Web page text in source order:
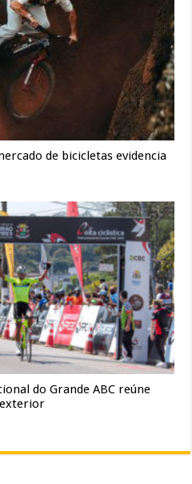
de bicicletas evidencia
do Grande ABC reúne